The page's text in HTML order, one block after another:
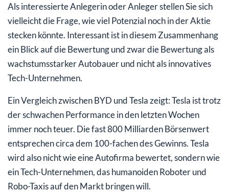
Als interessierte Anlegerin oder Anleger stellen Sie sich
vielleicht die Frage, wie viel Potenzial noch in der Aktie
stecken könnte. Interessant ist in diesem Zusammenhang
ein Blick auf die Bewertung und zwar die Bewertung als
wachstumsstarker Autobauer und nicht als innovatives
Tech-Unternehmen.
Ein Vergleich zwischen BYD und Tesla zeigt: Tesla ist trotz
der schwachen Performance in den letzten Wochen
immer noch teuer. Die fast 800 Milliarden Börsenwert
entsprechen circa dem 100-fachen des Gewinns. Tesla
wird also nicht wie eine Autofirma bewertet, sondern wie
ein Tech-Unternehmen, das humanoiden Roboter und
Robo-Taxis auf den Markt bringen will.